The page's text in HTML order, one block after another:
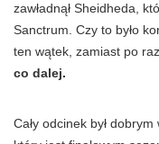
zawładnął Sheidheda,
Sanctrum. Czy to było
ten wątek, zamiast po
co dalej.
Cały odcinek był